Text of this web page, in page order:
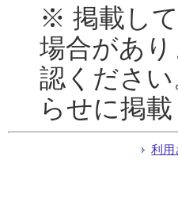
※ 掲載し
場合があ
認くださ
らせに掲載
利用